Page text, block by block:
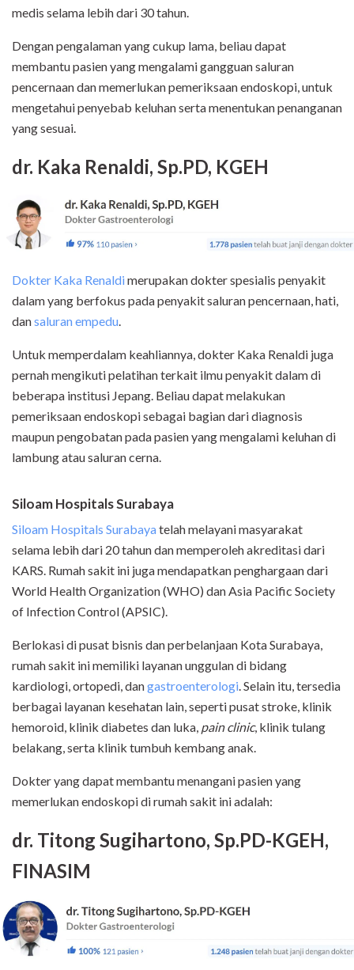
medis selama lebih dari 30 tahun.
Dengan pengalaman yang cukup lama, beliau dapat
membantu pasien yang mengalami gangguan saluran
pencernaan dan memerlukan pemeriksaan endoskopi, untuk
mengetahui penyebab keluhan serta menentukan penanganan
yang sesuai.
dr. Kaka Renaldi, Sp.PD, KGEH
Dokter Kaka Renaldimerupakan dokter spesialis penyakit
dalam yang berfokus pada penyakit saluran pencernaan, hati,
dansaluran empedu.
Untuk memperdalam keahliannya, dokter Kaka Renaldi juga
pernah mengikuti pelatihan terkait ilmu penyakit dalam di
beberapa institusi Jepang. Beliau dapat melakukan
pemeriksaan endoskopi sebagai bagian dari diagnosis
maupun pengobatan pada pasien yang mengalami keluhan di
lambung atau saluran cerna.
Siloam Hospitals Surabaya
Siloam Hospitals Surabayatelah melayani masyarakat
selama lebih dari 20 tahun dan memperoleh akreditasi dari
KARS. Rumah sakit ini juga mendapatkan penghargaan dari
World Health Organization (WHO) dan Asia Pacific Society
of Infection Control (APSIC).
Berlokasi di pusat bisnis dan perbelanjaan Kota Surabaya,
rumah sakit ini memiliki layanan unggulan di bidang
kardiologi, ortopedi, dangastroenterologi. Selain itu, tersedia
berbagai layanan kesehatan lain, seperti pusat stroke, klinik
hemoroid, klinik diabetes dan luka, pain clinic, klinik tulang
belakang, serta klinik tumbuh kembang anak.
Dokter yang dapat membantu menangani pasien yang
memerlukan endoskopi di rumah sakit ini adalah:
dr. Titong Sugihartono, Sp.PD-KGEH,
FINASIM